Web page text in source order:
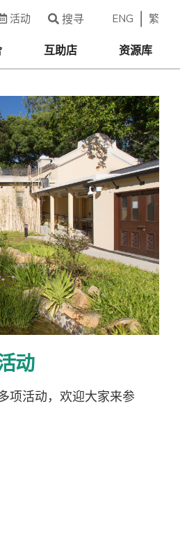
活动 搜寻 ENG 繁
互助店 资源库
动
项活动，欢迎大家来参